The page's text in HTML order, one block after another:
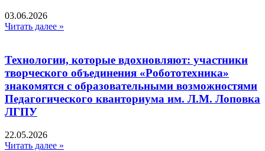
03.06.2026
Читать далее »
Технологии, которые вдохновляют: участники
творческого объединения «Робототехника»
знакомятся с образовательными возможностями
Педагогического кванториума им. Л.М. Лоповка
ЛГПУ
22.05.2026
Читать далее »